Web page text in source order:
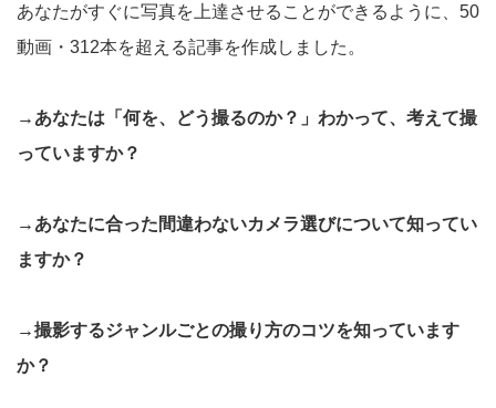
あなたがすぐに写真を上達させることができるように、50
動画・312本を超える記事を作成しました。
→あなたは「何を、どう撮るのか？」わかって、考えて撮
っていますか？
→あなたに合った間違わないカメラ選びについて知ってい
ますか？
→撮影するジャンルごとの撮り方のコツを知っています
か？